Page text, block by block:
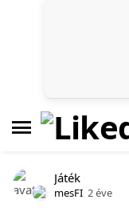
Játék
mesFI 2 éve